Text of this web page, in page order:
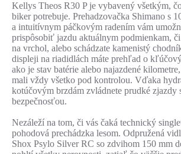
Kellys Theos R30 P je vybavený všetkým,
biker potrebuje. Prehadzovačka Shimano s
a intuitívnym páčkovým radením vám
prispôsobiť jazdu aktuálnym podmienkam, či
na vrchol, alebo schádzate kamenistý
displeji na riadidlách máte prehľad o
ako je stav batérie alebo najazdené
mali vždy všetko pod kontrolou. Vďaka
kotúčovým brzdám zvládnete prudké zjazdy
bezpečnosťou.
Nezáleží na tom, či vás čaká technický
pohodová prechádzka lesom. Odpružená
Shox Psylo Silver RC so zdvihom 150 mm